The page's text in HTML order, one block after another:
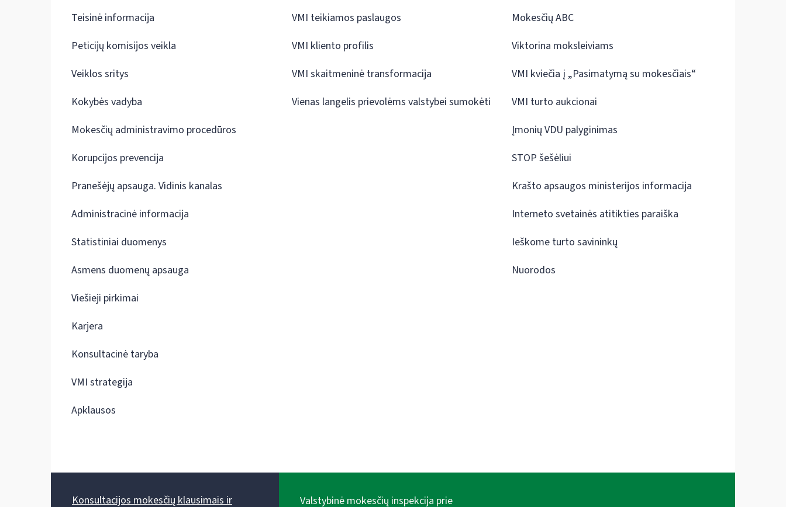
Teisinė informacija
Peticijų komisijos veikla
Veiklos sritys
Kokybės vadyba
Mokesčių administravimo procedūros
Korupcijos prevencija
Pranešėjų apsauga. Vidinis kanalas
Administracinė informacija
Statistiniai duomenys
Asmens duomenų apsauga
Viešieji pirkimai
Karjera
Konsultacinė taryba
VMI strategija
Apklausos
VMI teikiamos paslaugos
VMI kliento profilis
VMI skaitmeninė transformacija
Vienas langelis prievolėms valstybei sumokėti
Mokesčių ABC
Viktorina moksleiviams
VMI kviečia į „Pasimatymą su mokesčiais“
VMI turto aukcionai
Įmonių VDU palyginimas
STOP šešėliui
Krašto apsaugos ministerijos informacija
Interneto svetainės atitikties paraiška
Ieškome turto savininkų
Nuorodos
Konsultacijos mokesčių klausimais ir Valstybinė mokesčių inspekcija prie